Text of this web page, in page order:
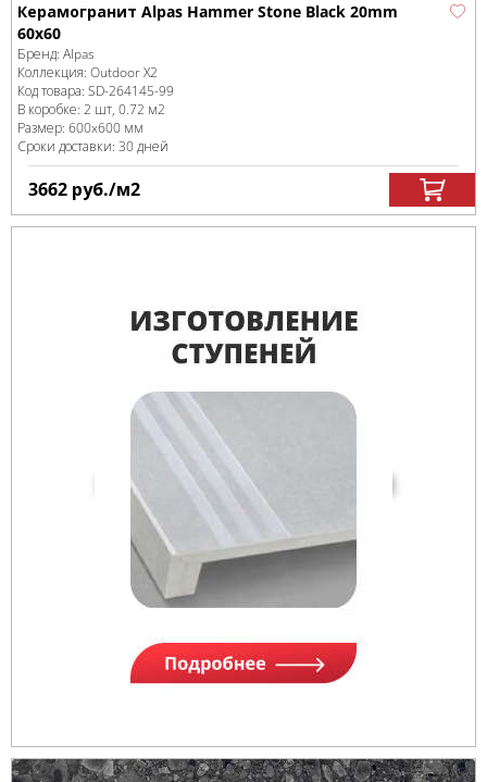
Керамогранит Alpas Hammer Stone Black 20mm
60x60
Бренд: Alpas
Коллекция: Outdoor X2
Код товара: SD-264145-99
В коробке: 2 шт, 0.72 м2
Размер: 600x600 мм
Сроки доставки: 30 дней
3662 руб./м2